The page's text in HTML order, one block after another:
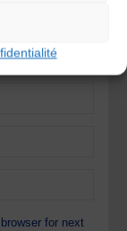
for next